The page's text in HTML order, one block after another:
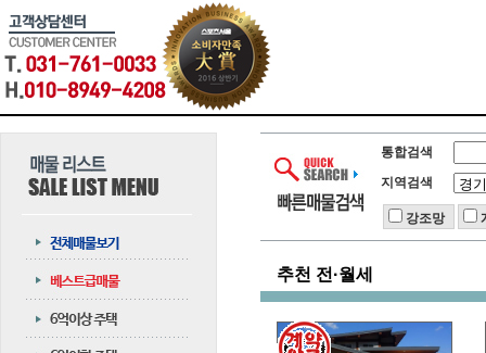
통합검색
지역검색
강조망
추천 전·월세